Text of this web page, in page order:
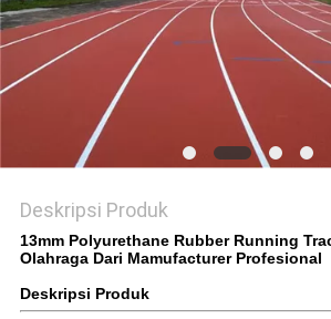
Deskripsi Produk
13mm Polyurethane Rubber Running
Olahraga Dari Mamufacturer Profesional​
Deskripsi Produk